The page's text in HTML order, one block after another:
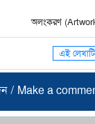
অলংকরণ
এই
/ Make a